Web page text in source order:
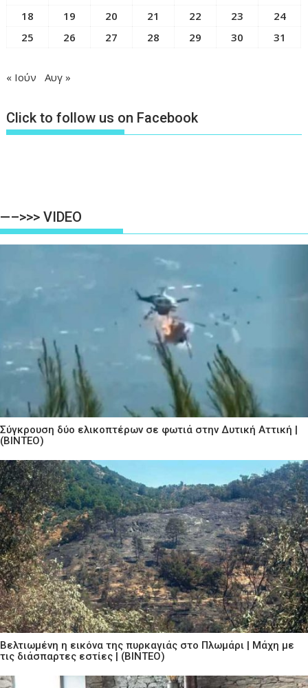
18
19 20 21 22 23
24
25
26 27 28 29 30 31
« Ιούν Αυγ »
Click to follow us on Facebook
—–>>> VIDEO
Σύγκρουση δύο ελικοπτέρων σε φωτιά στην Δυτική Αττική |
(ΒΙΝΤΕΟ)
Βελτιωμένη η εικόνα της πυρκαγιάς στο Πλωμάρι | Μάχη με
τις διάσπαρτες εστίες | (ΒΙΝΤΕΟ)